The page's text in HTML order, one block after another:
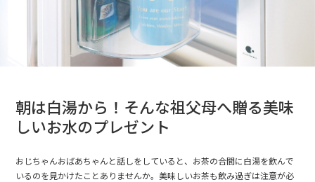
朝は白湯から！そんな祖父母へ贈る美味
しいお水のプレゼント
おじちゃんおばあちゃんと話しをしていると、お茶の合間に白湯を飲んで
いるのを見かけたことありませんか。美味しいお茶も飲み過ぎは注意が必